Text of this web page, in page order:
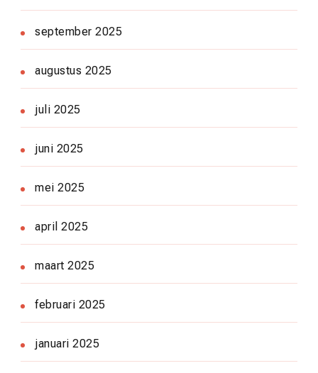
september 2025
augustus 2025
juli 2025
juni 2025
mei 2025
april 2025
maart 2025
februari 2025
januari 2025